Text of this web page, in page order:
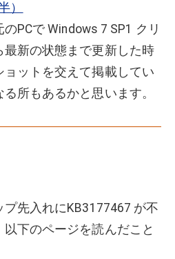
）
PCで Windows 7 SP1 クリ
新の状態まで更新した時
ットを交えて掲載してい
所もあるかと思います。
先入れにKB3177467 が不
下のページを読んだこと